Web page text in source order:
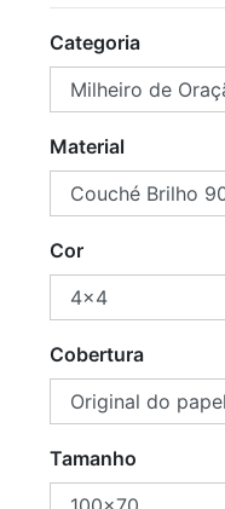
Categoria
Material
Cor
Cobertura
Tamanho